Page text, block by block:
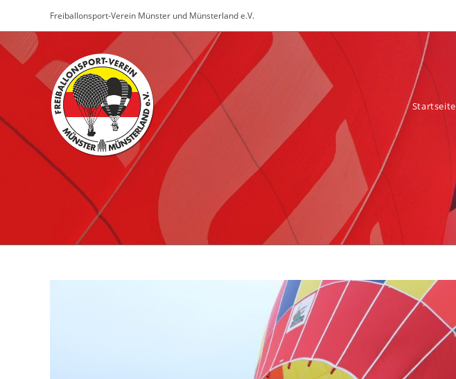
springen
Freiballonsport-Verein Münster und Münsterland e.V.
Startseite